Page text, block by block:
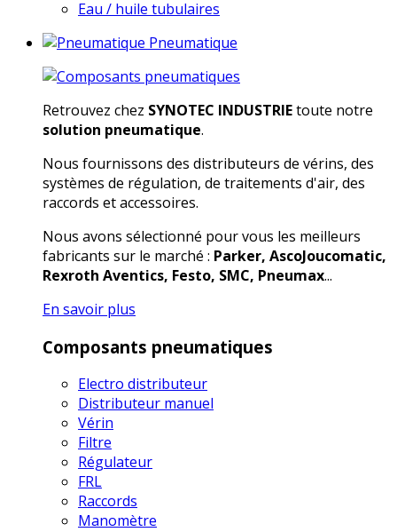
Eau / huile tubulaires
Pneumatique
Retrouvez chez SYNOTEC INDUSTRIEtoute notre
solution pneumatique.
Nous fournissons des distributeurs de vérins, des
systèmes de régulation, de traitements d'air, des
raccords et accessoires.
Nous avons sélectionné pour vous les meilleurs
fabricants sur le marché : Parker, AscoJoucomatic,
Rexroth Aventics, Festo, SMC, Pneumax...
En savoir plus
Composants pneumatiques
Electro distributeur
Distributeur manuel
Vérin
Filtre
Régulateur
FRL
Raccords
Manomètre